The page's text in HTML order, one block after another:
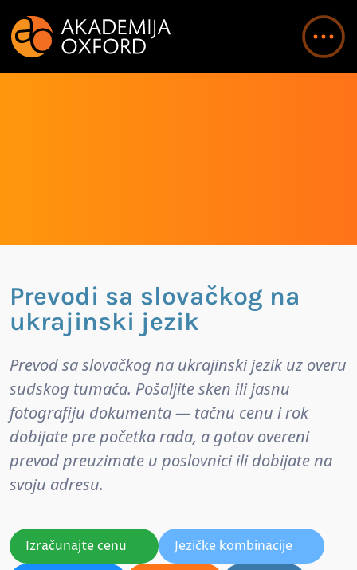
Prevodi sa slovačkog na
ukrajinski jezik
Prevod sa slovačkog na ukrajinski jezik uz overu
sudskog tumača. Pošaljite sken ili jasnu
fotografiju dokumenta — tačnu cenu i rok
dobijate pre početka rada, a gotov overeni
prevod preuzimate u poslovnici ili dobijate na
svoju adresu.
Izračunajte cenu
Jezičke kombinacije